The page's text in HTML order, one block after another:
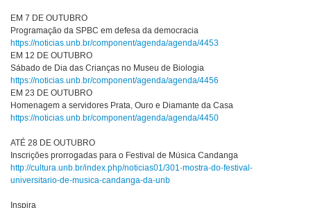
EM 7 DE OUTUBRO
Programação da SPBC em defesa da democracia
https://noticias.unb.br/component/agenda/agenda/4453
EM 12 DE OUTUBRO
Sábado de Dia das Crianças no Museu de Biologia
https://noticias.unb.br/component/agenda/agenda/4456
EM 23 DE OUTUBRO
Homenagem a servidores Prata, Ouro e Diamante da Casa
https://noticias.unb.br/component/agenda/agenda/4450
ATÉ 28 DE OUTUBRO
Inscrições prorrogadas para o Festival de Música Candanga
http://cultura.unb.br/index.php/noticias01/301-mostra-do-festival-
universitario-de-musica-candanga-da-unb
Inspira